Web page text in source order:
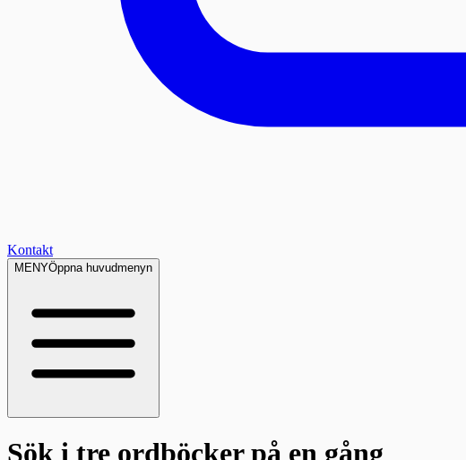
Kontakt
MENYÖppna huvudmenyn
Sök i tre ordböckerpå en gång